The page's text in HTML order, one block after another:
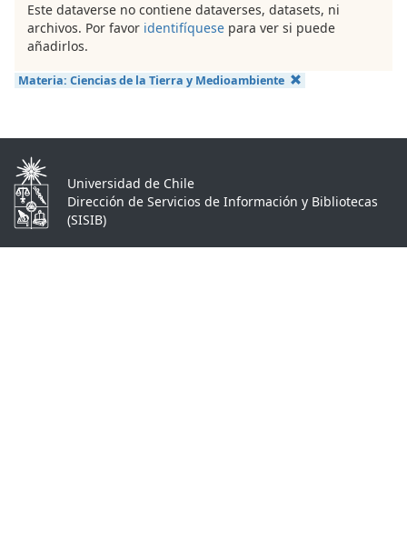
Este dataverse no contiene dataverses, datasets, ni
archivos. Por favor identifíquese para ver si puede
añadirlos.
Materia: Ciencias de la Tierra y Medioambiente
Universidad de Chile
Dirección de Servicios de Información y Bibliotecas
(SISIB)